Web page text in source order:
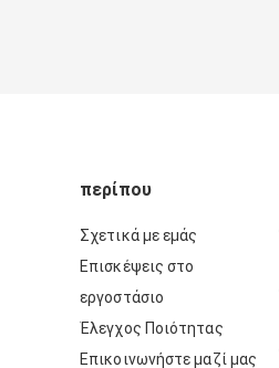
περίπου
Σχετικά με εμάς
Επισκέψεις στο
εργοστάσιο
Έλεγχος Ποιότητας
Επικοινωνήστε μαζί μας